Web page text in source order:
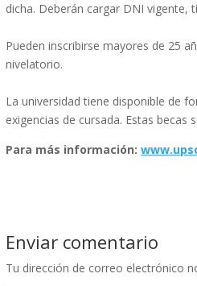
dicha. Deberán cargar DNI
Pueden inscribirse mayores de 25
nivelatorio.
La universidad tiene disponible de
exigencias de cursada. Estas
Para más información:
Enviar comentario
Tu dirección de correo electrónico